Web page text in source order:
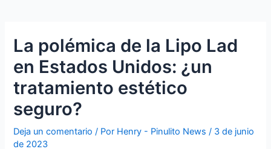
La polémica de la Lipo Lad
en Estados Unidos: ¿un
tratamiento estético
seguro?
Deja un comentario / Por Henry - Pinulito News/ 3 de junio
de 2023